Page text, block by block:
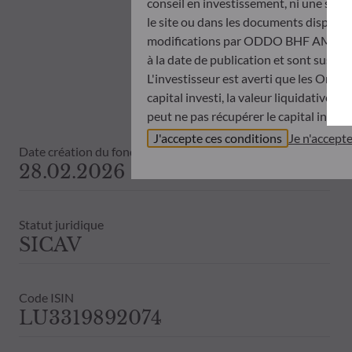
Date création du fonds
28.02.2026
Statut juridique
SICAV
Code ISIN
LU3319892074
le site ou dans les documents
modifications par ODDO BHF AM à
à la date de publication et sont
L'investisseur est averti que les
capital investi, la valeur liquidative
peut ne pas récupérer le capital
Avant de souscrire dans un OPC,
désinvestissement prise sur la base
objectifs d’investissement, de son
ODDO BHF AM ne saurait
publication ou des informations
Les valeurs liquidatives affichées
Le traitement fiscal lié à
de contacter un conseiller fiscal avant
J'accepte ces conditions Je